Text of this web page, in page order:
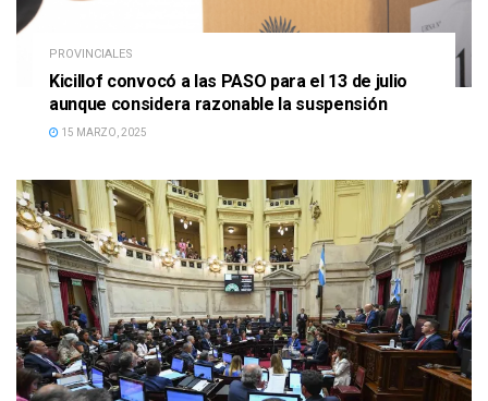
PROVINCIALES
Kicillof convocó a las PASO para el 13 de julio
aunque considera razonable la suspensión
15 MARZO, 2025